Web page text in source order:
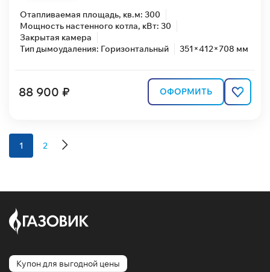
Отапливаемая площадь, кв.м: 300
Мощность настенного котла, кВт: 30
Закрытая камера
Тип дымоудаления: Горизонтальный
351×412×708 мм
88 900 ₽ ОФОРМИТЬ
1 2
Купон для выгодной цены